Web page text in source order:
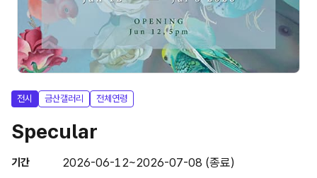
전시 금산갤러리 전체연령
Specular
기간 2026-06-12~2026-07-08 (종료)